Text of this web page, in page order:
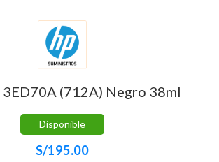
(712A) Negro 38ml
Disponible
S/195.00